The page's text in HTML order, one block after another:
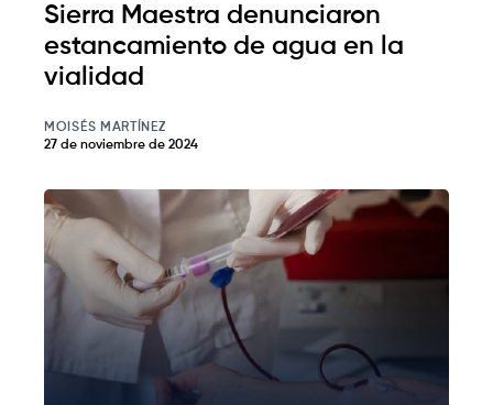
Sierra Maestra denunciaron
estancamiento de agua en la
vialidad
MOISÉS MARTÍNEZ
27 de noviembre de 2024